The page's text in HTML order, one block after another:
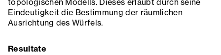
Eindeutigkeit die Bestimmung der räumlichen
Ausrichtung des Würfels.
Resultate